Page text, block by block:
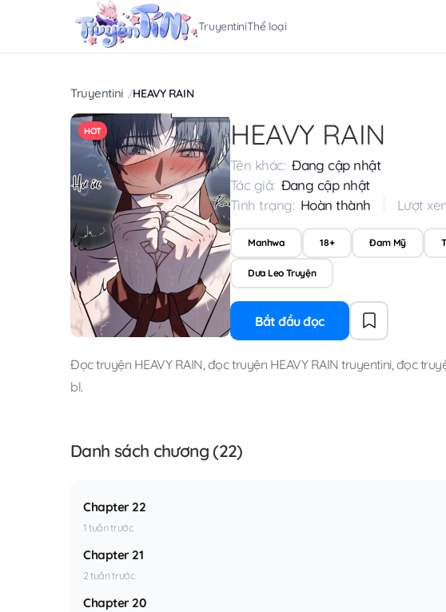
TruyentiniThể loại
Truyentini HEAVY RAIN
HOT HEAVY RAIN
Tên khác: Đang cập nhật
Tác giả: Đang cập nhật
Tình trạng: Hoàn thành Lượt
Manhwa 18+ Đam Mỹ
Dưa Leo Truyện
Bắt đầu đọc
Đọc truyện HEAVY RAIN,đọc truyện HEAVY RAIN truyentini,đọc
bl.
Danh sách chương (22)
Chapter 22
1 tuần trước
Chapter 21
2 tuần trước
Chapter 20